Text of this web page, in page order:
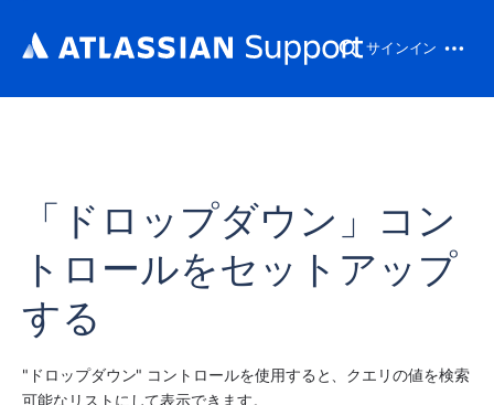
サインイン
「ドロップダウン」コン
トロールをセットアップ
する
"ドロップダウン" コントロールを使用すると、クエリの値を検索
可能なリストにして表示できます。